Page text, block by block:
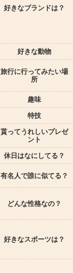
好きなブランドは？
好きな動物
旅行に行ってみたい場
所
趣味
特技
貰ってうれしいプレゼ
ント
休日はなにしてる？
有名人で誰に似てる？
どんな性格なの？
好きなスポーツは？